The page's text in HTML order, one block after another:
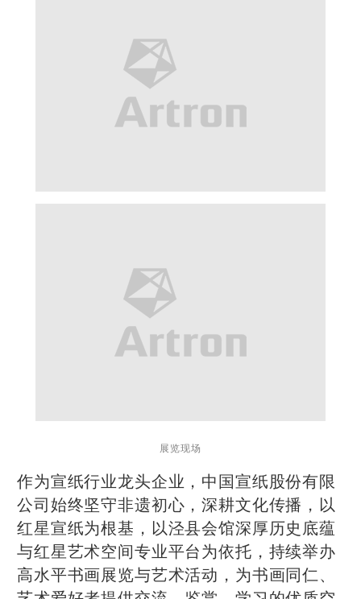
展览现场
作为宣纸行业龙头企业，中国宣纸股份有限
公司始终坚守非遗初心，深耕文化传播，以
红星宣纸为根基，以泾县会馆深厚历史底蕴
与红星艺术空间专业平台为依托，持续举办
高水平书画展览与艺术活动，为书画同仁、